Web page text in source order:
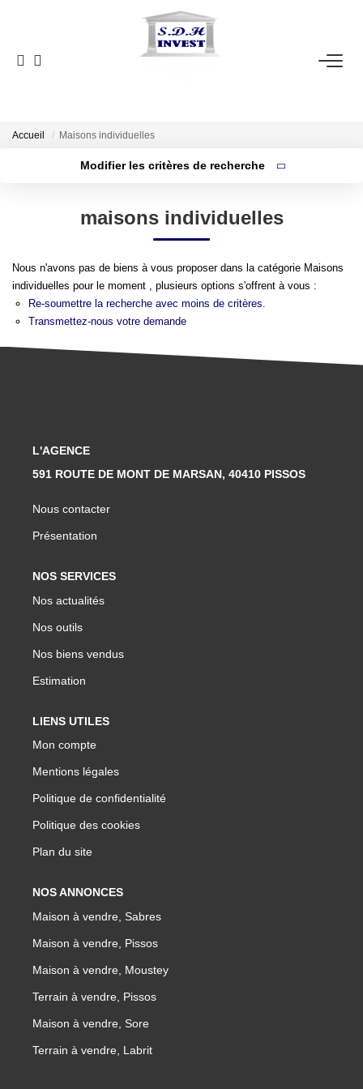
ACCUEIL
NOTRE AGENCE
NOS OUTILS
CONTACT
EN
Accueil Maisons individuelles
Modifier les critères de recherche
Plus de critères
maisons individuelles
Nous n'avons pas de biens à vous proposer dans la catégorie Maisons
individuelles pour le moment , plusieurs options s'offrent à vous :
Re-soumettre la recherche avec moins de critères.
Transmettez-nous votre demande
L'AGENCE
591 ROUTE DE MONT DE MARSAN, 40410 PISSOS
Nous contacter
Présentation
NOS SERVICES
Nos actualités
Nos outils
Nos biens vendus
Estimation
LIENS UTILES
Mon compte
Mentions légales
Politique de confidentialité
Politique des cookies
Plan du site
NOS ANNONCES
Maison à vendre, Sabres
Maison à vendre, Pissos
Maison à vendre, Moustey
Terrain à vendre, Pissos
Maison à vendre, Sore
Terrain à vendre, Labrit